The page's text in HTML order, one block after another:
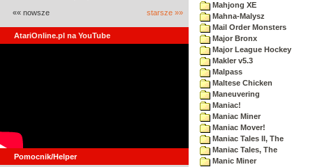
«« nowsze starsze »»
AtariOnline.pl na YouTube
Pomocnik/Helper
Mahjong XE
Mahna-Malysz
Mail Order Monsters
Major Bronx
Major League Hockey
Makler v5.3
Malpass
Maltese Chicken
Maneuvering
Maniac!
Maniac Miner
Maniac Mover!
Maniac Tales II, The
Maniac Tales, The
Manic Miner